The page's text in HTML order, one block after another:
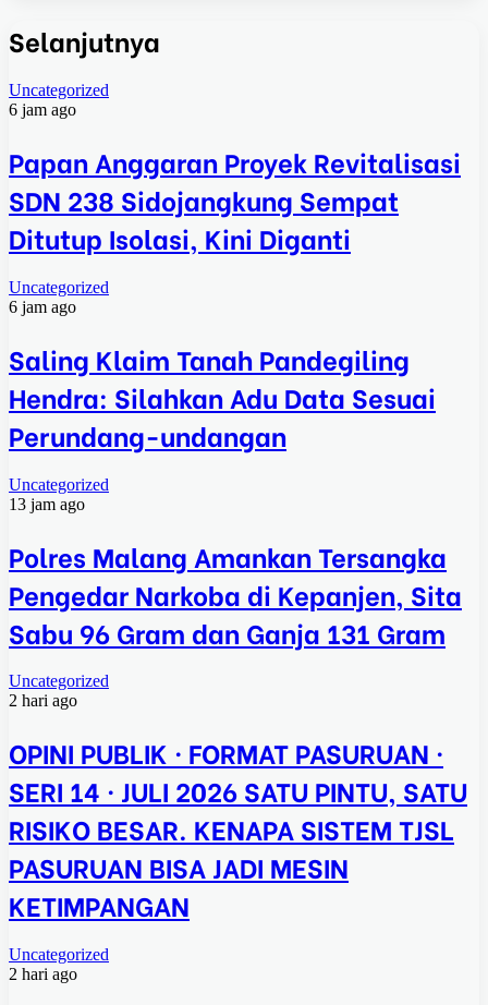
Selanjutnya
Uncategorized
6 jam ago
Papan Anggaran Proyek Revitalisasi
SDN 238 Sidojangkung Sempat
Ditutup Isolasi, Kini Diganti
Uncategorized
6 jam ago
Saling Klaim Tanah Pandegiling
Hendra: Silahkan Adu Data Sesuai
Perundang-undangan
Uncategorized
13 jam ago
Polres Malang Amankan Tersangka
Pengedar Narkoba di Kepanjen, Sita
Sabu 96 Gram dan Ganja 131 Gram
Uncategorized
2 hari ago
OPINI PUBLIK · FORMAT PASURUAN ·
SERI 14 · JULI 2026 SATU PINTU, SATU
RISIKO BESAR. KENAPA SISTEM TJSL
PASURUAN BISA JADI MESIN
KETIMPANGAN
Uncategorized
2 hari ago